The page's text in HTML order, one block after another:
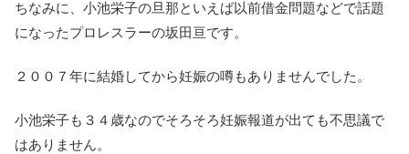
ちなみに、小池栄子の旦那といえば以前借金問題などで話題
になったプロレスラーの坂田亘です。
２００７年に結婚してから妊娠の噂もありませんでした。
小池栄子も３４歳なのでそろそろ妊娠報道が出ても不思議で
はありません。